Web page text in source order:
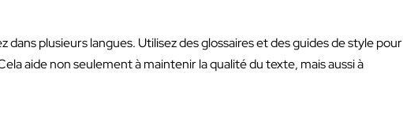
plusieurs langues. Utilisez des glossaires et des guides de style pour
aide non seulement à maintenir la qualité du texte, mais aussi à